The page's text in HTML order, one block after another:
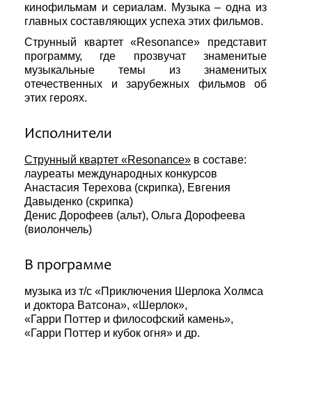
кинофильмам и сериалам. Музыка – одна из
главных составляющих успеха этих фильмов.
Струнный квартет «Resonance» представит
программу, где прозвучат знаменитые
музыкальные темы из знаменитых
отечественных и зарубежных фильмов об
этих героях.
Исполнители
Струнный квартет «Resonance» в составе:
лауреаты международных конкурсов
Анастасия Терехова (скрипка), Евгения
Давыденко (скрипка)
Денис Дорофеев (альт), Ольга Дорофеева
(виолончель)
В программе
музыка из т/с «Приключения Шерлока Холмса
и доктора Ватсона», «Шерлок»,
«Гарри Поттер и философский камень»,
«Гарри Поттер и кубок огня» и др.